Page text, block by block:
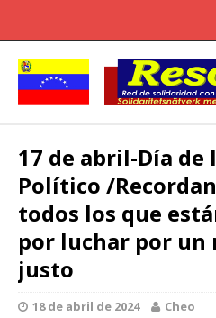
17 de abril-Día de
Político /
todos los que
por luchar por un
justo
18 de abril de 2024 Cheo